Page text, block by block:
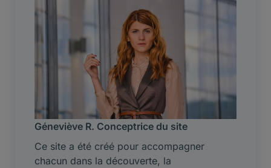
Géneviève R. Conceptrice du site
Ce site a été créé pour accompagner
chacun dans la découverte, la